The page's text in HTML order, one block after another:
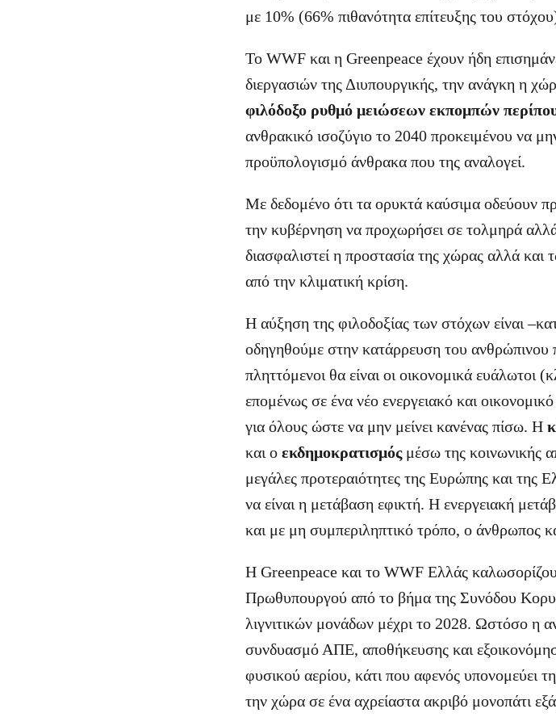
με 10% (66% πιθανότητα επίτευξης του
Το WWF και η Greenpeace έχουν ήδη
διεργασιών της Διυπουργικής, την ανάγκη η
φιλόδοξο ρυθμό μειώσεων εκπομπών
ανθρακικό ισοζύγιο το 2040 προκειμένου να
προϋπολογισμό άνθρακα που της αναλογεί.
Με δεδομένο ότι τα ορυκτά καύσιμα οδεύουν
την κυβέρνηση να προχωρήσει σε τολμηρά
διασφαλιστεί η προστασία της χώρας αλλά και
από την κλιματική κρίση.
Η αύξηση της φιλοδοξίας των στόχων είναι
οδηγηθούμε στην κατάρρευση του ανθρώπινου
πληττόμενοι θα είναι οι οικονομικά ευάλωτοι
επομένως σε ένα νέο ενεργειακό και
για όλους ώστε να μην μείνει κανένας πίσω. Η
και ο εκδημοκρατισμόςμέσω της κοινωνικής
μεγάλες προτεραιότητες της Ευρώπης και της
να είναι η μετάβαση εφικτή. Η ενεργειακή
και με μη συμπεριληπτικό τρόπο, ο άνθρωπος
Η Greenpeace και το WWF Ελλάς
Πρωθυπουργού από το βήμα της Συνόδου
λιγνιτικών μονάδων μέχρι το 2028. Ωστόσο η
συνδυασμό ΑΠΕ, αποθήκευσης και
φυσικού αερίου, κάτι που αφενός υπονομεύει
την χώρα σε ένα αχρείαστα ακριβό μονοπάτι